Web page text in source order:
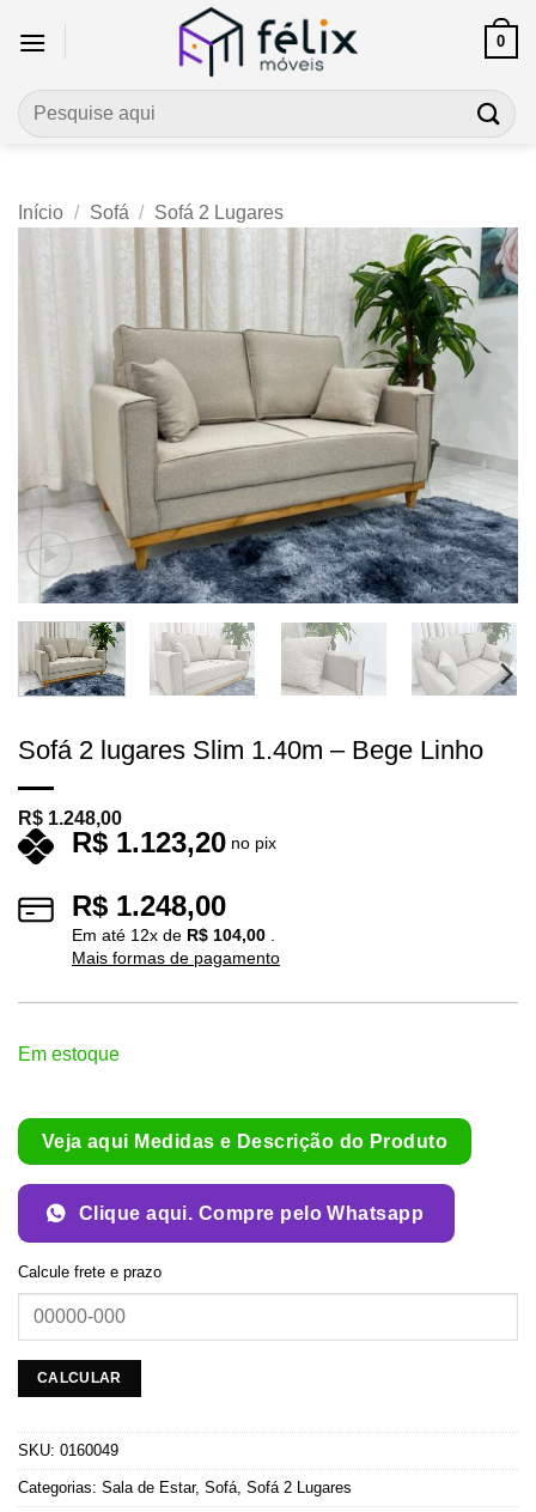
0
Pesquisar
por:
Início / Sofá / Sofá 2 Lugares
Sofá 2 lugares Slim 1.40m – Bege Linho
R$ 1.248,00
R$ 1.123,20 no pix
R$ 1.248,00
Em até 12x de R$ 104,00
Mais formas de pagamento
Em estoque
Veja aqui Medidas e Descrição do Produto
Clique aqui. Compre pelo Whatsapp
Calcule frete e prazo
SKU: 0160049
Categorias: Sala de Estar, Sofá Sofá 2 Lugares